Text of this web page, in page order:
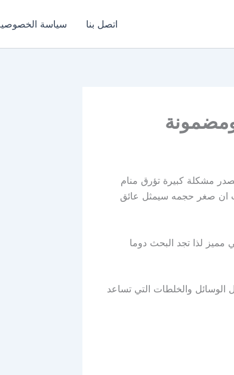
اتصل بنا سياسة
مشكلة كبيرة تؤرق منام
ان صغر حجمه سيمثل عائق
لذا تجد البحث دوما
الوسائل والخلطات التي تساعد